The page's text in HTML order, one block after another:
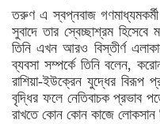
তরুণ এ স্বপ্নবাজ গণমাধ্যমকর্মী
সুবাদে তার স্বেচ্ছাশ্রম হিসেবে
তিনি এখন আরও বিস্তীর্ণ
ব্যবসা সম্পর্কে তিনি বলেন,
রাশিয়া-ইউক্রেন যুদ্ধের বিরূপ
বৃদ্ধির ফলে নেতিবাচক প্রভাব
রাখতে কোন কোন কাজে লোকসান